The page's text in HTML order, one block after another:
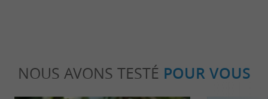
NOUS AVONS TESTÉ POUR VOUS